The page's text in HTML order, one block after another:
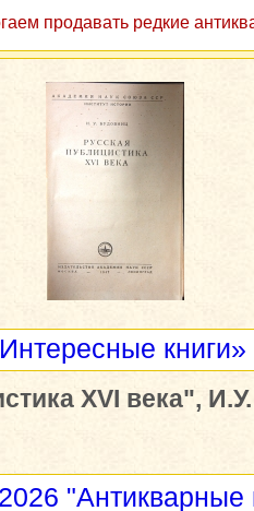
продавать редкие
книги»
XVI века",
"Антикварные